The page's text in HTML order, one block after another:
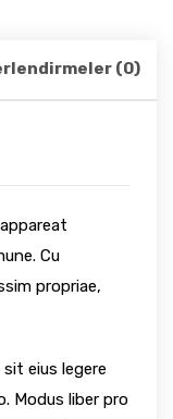
(0)
Cu
propriae,
eius legere
Modus liber pro